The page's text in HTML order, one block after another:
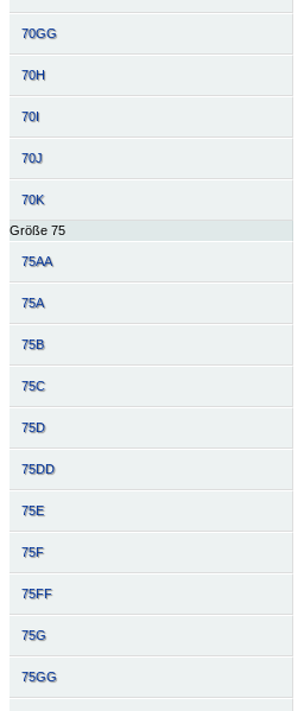
70GG
70H
70I
70J
70K
Größe 75
75AA
75A
75B
75C
75D
75DD
75E
75F
75FF
75G
75GG